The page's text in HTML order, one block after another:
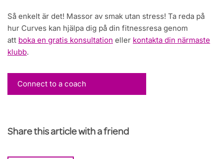
Så enkelt är det! Massor av smak utan stress! Ta reda på
hur Curves kan hjälpa dig på din fitnessresa genom
att boka en gratis konsultation eller kontakta din närmaste
klubb.
Connect to a coach
Share this article with a friend